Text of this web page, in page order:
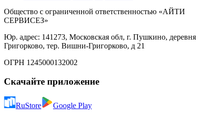
Общество с ограниченной ответственностью «АЙТИ
СЕРВИСЕЗ»
Юр. адрес: 141273, Московская обл, г. Пушкино, деревня
Григорково, тер. Вишни-Григорково, д 21
ОГРН 1245000132002
Скачайте приложение
RuStore Google Play